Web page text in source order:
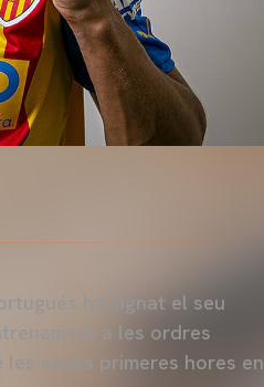
ha signat el seu
a les ordres
seues primeres hores en